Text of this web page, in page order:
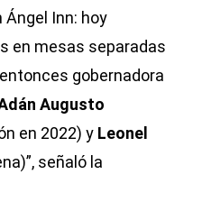
Ángel Inn: hoy
en mesas separadas
gobernadora
Augusto
en 2022) y Leonel
señaló la